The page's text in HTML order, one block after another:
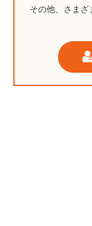
その他、さま